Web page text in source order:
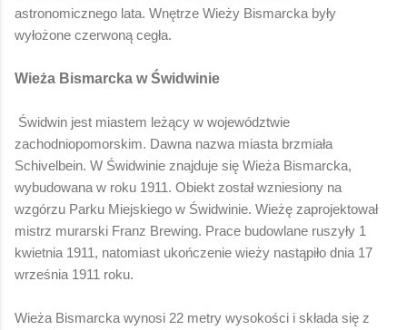
astronomicznego lata. Wnętrze Wieży Bismarcka były
wyłożone czerwoną cegła.
Wieża Bismarcka w Świdwinie
Świdwin jest miastem leżący w województwie
zachodniopomorskim. Dawna nazwa miasta brzmiała
Schivelbein. W Świdwinie znajduje się Wieża Bismarcka,
wybudowana w roku 1911. Obiekt został wzniesiony na
wzgórzu Parku Miejskiego w Świdwinie. Wieżę zaprojektował
mistrz murarski Franz Brewing. Prace budowlane ruszyły 1
kwietnia 1911, natomiast ukończenie wieży nastąpiło dnia 17
września 1911 roku.
Wieża Bismarcka wynosi 22 metry wysokości i składa się z